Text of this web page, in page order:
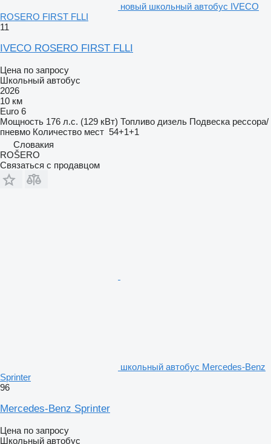
новый школьный автобус IVECO
ROSERO FIRST FLLI
11
IVECO ROSERO FIRST FLLI
Цена по запросу
Школьный автобус
2026
10 км
Euro 6
Мощность 176 л.с. (129 кВт) Топливо дизель Подвеска рессора/
пневмо Количество мест 54+1+1
Словакия
ROŠERO
Связаться с продавцом
школьный автобус Mercedes-Benz
Sprinter
96
Mercedes-Benz Sprinter
Цена по запросу
Школьный автобус